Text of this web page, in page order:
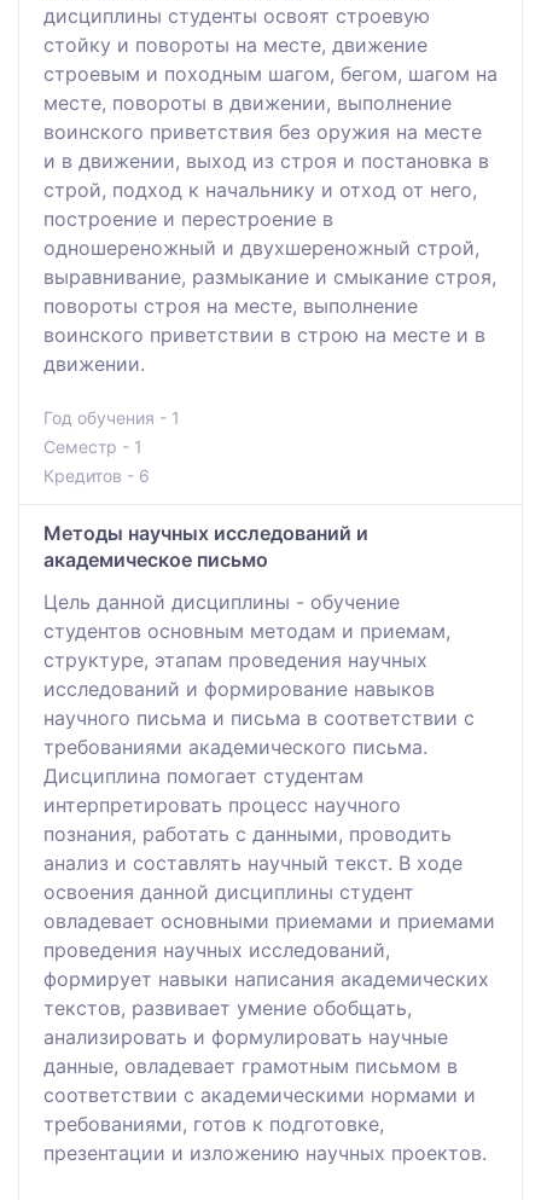
дисциплины студенты освоят строевую
стойку и повороты на месте, движение
строевым и походным шагом, бегом, шагом на
месте, повороты в движении, выполнение
воинского приветствия без оружия на месте
и в движении, выход из строя и постановка в
строй, подход к начальнику и отход от него,
построение и перестроение в
одношереножный и двухшереножный строй,
выравнивание, размыкание и смыкание строя,
повороты строя на месте, выполнение
воинского приветствии в строю на месте и в
движении.
Год обучения - 1
Семестр - 1
Кредитов - 6
Методы научных исследований и
академическое письмо
Цель данной дисциплины - обучение
студентов основным методам и приемам,
структуре, этапам проведения научных
исследований и формирование навыков
научного письма и письма в соответствии с
требованиями академического письма.
Дисциплина помогает студентам
интерпретировать процесс научного
познания, работать с данными, проводить
анализ и составлять научный текст. В ходе
освоения данной дисциплины студент
овладевает основными приемами и приемами
проведения научных исследований,
формирует навыки написания академических
текстов, развивает умение обобщать,
анализировать и формулировать научные
данные, овладевает грамотным письмом в
соответствии с академическими нормами и
требованиями, готов к подготовке,
презентации и изложению научных проектов.